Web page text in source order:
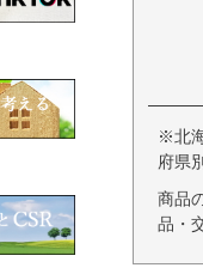
※北
府県
商品
品・